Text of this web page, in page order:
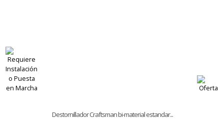
Destornillador Craftsman bi-material estandar...